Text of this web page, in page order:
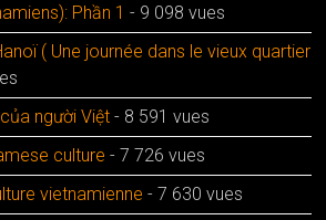
Phần 1 - 9 098 vues
( Une journée dans le vieux quartier
người Việt - 8 591 vues
culture - 7 726 vues
vietnamienne - 7 630 vues